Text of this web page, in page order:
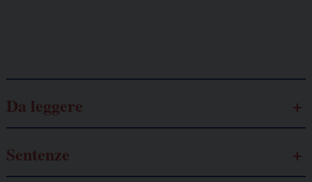
Da leggere
Sentenze